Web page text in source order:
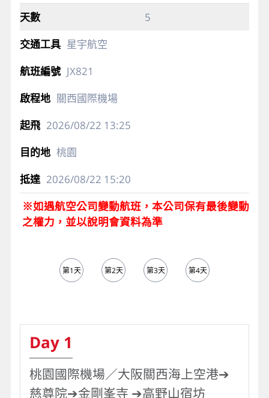
5
星宇航空
JX821
關西國際機場
2026/08/22 13:25
桃園
2026/08/22 15:20
※如遇航空公司變動航班，本公司保有最後變動
之權力，並以說明會資料為準
第1天 第2天 第3天 第4天
Day 1
桃園國際機場／大阪關西海上空港➔
慈尊院➔金剛峯寺 ➔高野山宿坊